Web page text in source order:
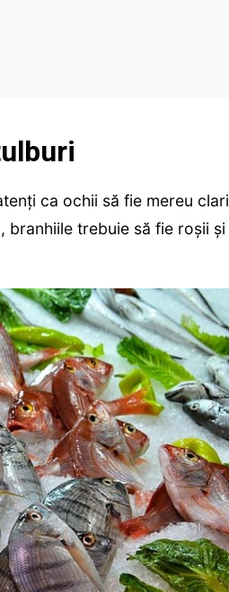
ca ochii să fie mereu
branhiile trebuie să fie roșii și